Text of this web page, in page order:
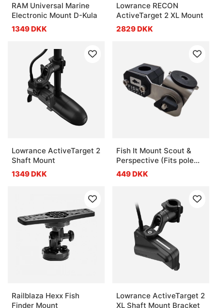
RAM Universal Marine
Electronic Mount D-Kula
1349 DKK
Lowrance RECON
ActiveTarget 2 XL Mount
2829 DKK
Lowrance ActiveTarget 2
Shaft Mount
1349 DKK
Fish It Mount Scout &
Perspective (Fits pole
20-30mm)
449 DKK
Railblaza Hexx Fish
Finder Mount
Lowrance ActiveTarget 2
XL Shaft Mount Bracket